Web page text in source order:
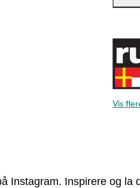
Vis
Instagram. Inspirere og la